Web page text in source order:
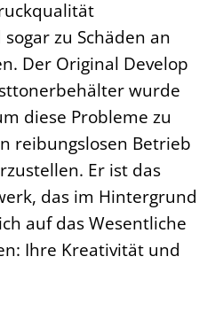
zu Schäden an
Der Original Develop
wurde
diese Probleme zu
reibungslosen Betrieb
Er ist das
das im Hintergrund
auf das Wesentliche
Ihre Kreativität und